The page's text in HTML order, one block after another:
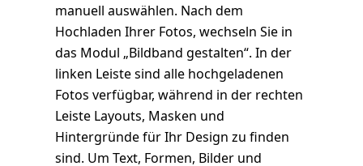
manuell auswählen. Nach dem
Hochladen Ihrer Fotos, wechseln Sie in
das Modul „Bildband gestalten“. In der
linken Leiste sind alle hochgeladenen
Fotos verfügbar, während in der rechten
Leiste Layouts, Masken und
Hintergründe für Ihr Design zu finden
sind. Um Text, Formen, Bilder und